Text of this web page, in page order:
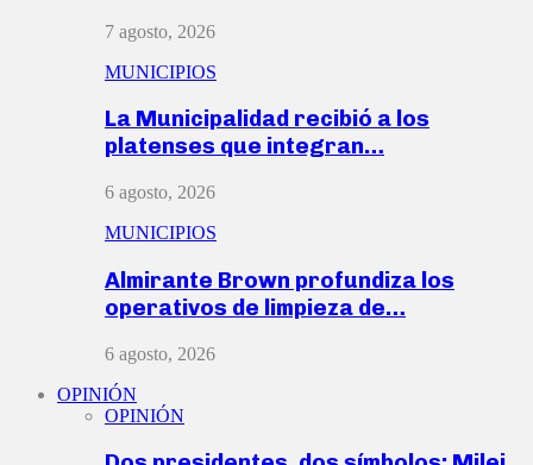
7 agosto, 2026
MUNICIPIOS
La Municipalidad recibió a los
platenses que integran…
6 agosto, 2026
MUNICIPIOS
Almirante Brown profundiza los
operativos de limpieza de…
6 agosto, 2026
OPINIÓN
OPINIÓN